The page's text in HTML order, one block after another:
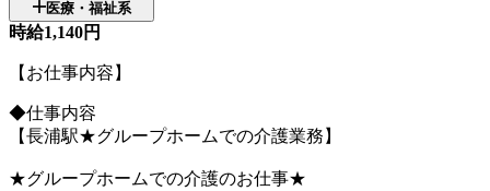
医療・福祉系
時給1,140円
【お仕事内容】
◆仕事内容
【長浦駅★グループホームでの介護業務】
★グループホームでの介護のお仕事★